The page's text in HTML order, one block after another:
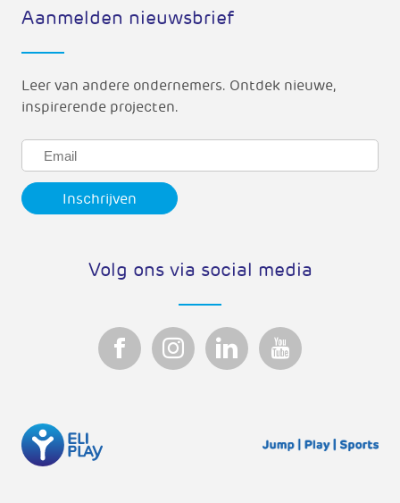
Aanmelden nieuwsbrief
Leer van andere ondernemers. Ontdek nieuwe,
inspirerende projecten.
Volg ons via social media